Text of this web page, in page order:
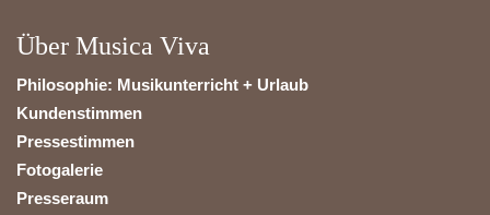
Über Musica Viva
Philosophie: Musikunterricht + Urlaub
Kundenstimmen
Pressestimmen
Fotogalerie
Presseraum